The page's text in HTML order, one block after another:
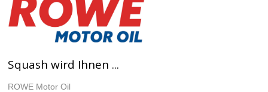
Squash wird Ihnen ...
ROWE Motor Oil